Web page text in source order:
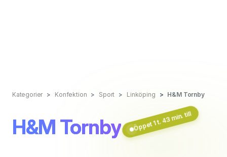
Kategorier Konfektion Sport Linköping H&M Tornby
H&M Tornby Öppet 1 t. 43 min. till